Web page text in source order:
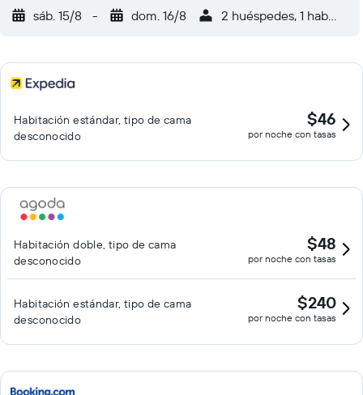
sáb. 15/8 - dom. 16/8 2 huéspedes, 1
Habitación estándar, tipo de cama
desconocido
$46
por noche con tasas
Habitación doble, tipo de cama
desconocido
$48
por noche con tasas
Habitación estándar, tipo de cama
desconocido
$240
por noche con tasas